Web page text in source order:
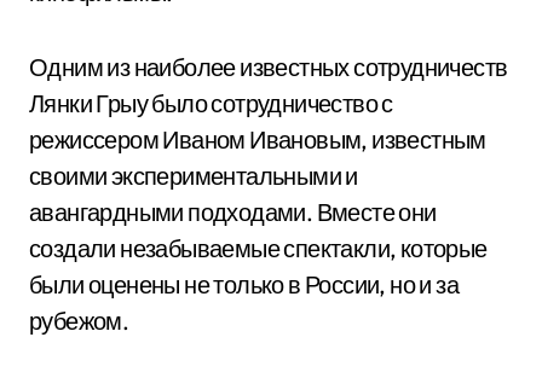
Одним из наиболее известных сотрудничеств
Лянки Грыу было сотрудничество с
режиссером Иваном Ивановым, известным
своими экспериментальными и
авангардными подходами. Вместе они
создали незабываемые спектакли, которые
были оценены не только в России, но и за
рубежом.